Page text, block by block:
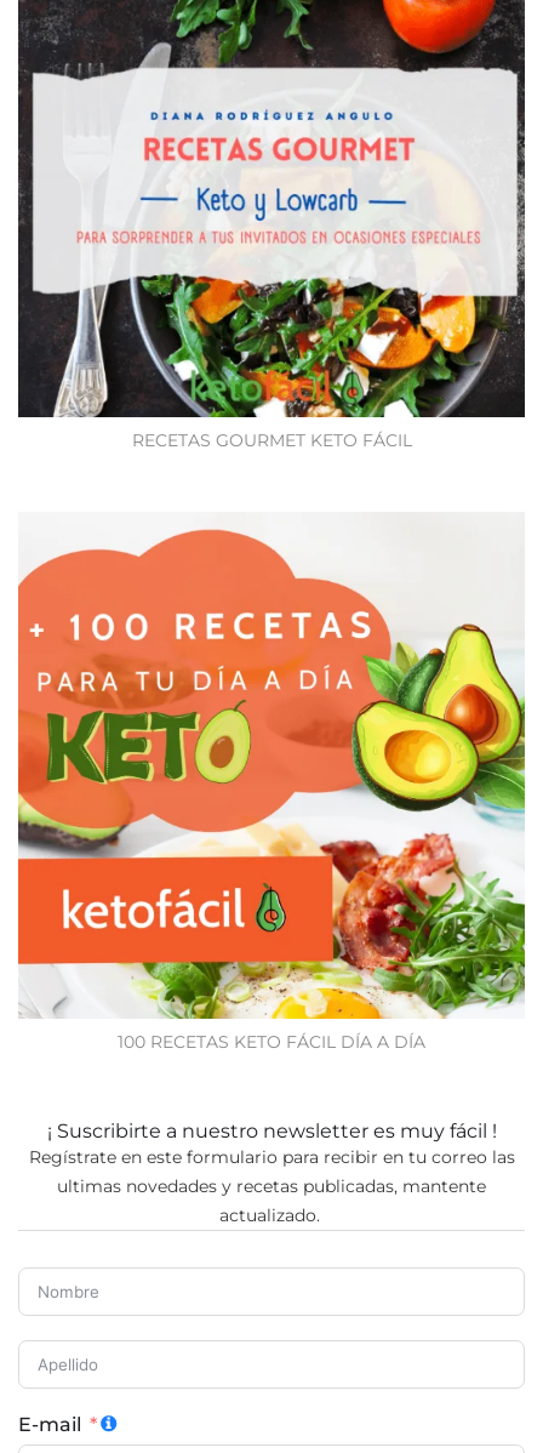
RECETAS GOURMET KETO FÁCIL
100 RECETAS KETO FÁCIL DÍA A DÍA
¡ Suscribirte a nuestro newsletter es muy fácil !
Regístrate en este formulario para recibir en tu correo las
ultimas novedades y recetas publicadas, mantente
actualizado.
E-mail